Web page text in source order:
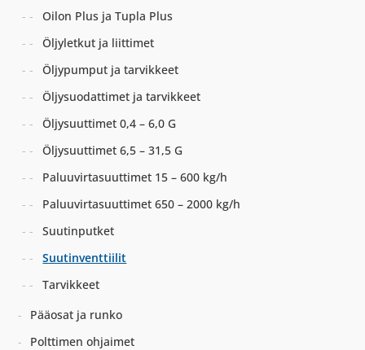
Oilon Plus ja Tupla Plus
Öljyletkut ja liittimet
Öljypumput ja tarvikkeet
Öljysuodattimet ja tarvikkeet
Öljysuuttimet 0,4 – 6,0 G
Öljysuuttimet 6,5 – 31,5 G
Paluuvirtasuuttimet 15 – 600 kg/h
Paluuvirtasuuttimet 650 – 2000 kg/h
Suutinputket
Suutinventtiilit
Tarvikkeet
Pääosat ja runko
Polttimen ohjaimet